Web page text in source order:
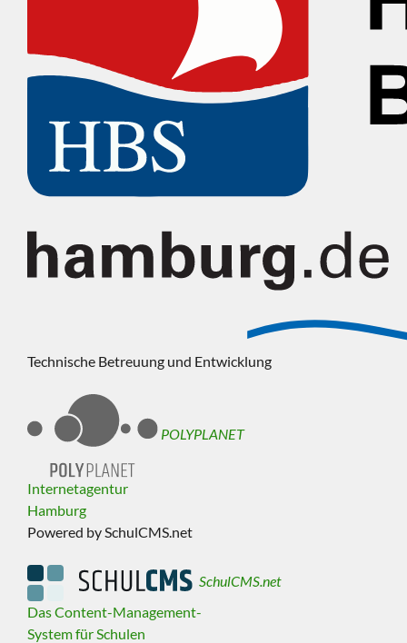
Technische Betreuung und Entwicklung
POLYPLANET
Internetagentur
Hamburg
Powered by SchulCMS.net
SchulCMS.net
Das Content-Management-
System für Schulen